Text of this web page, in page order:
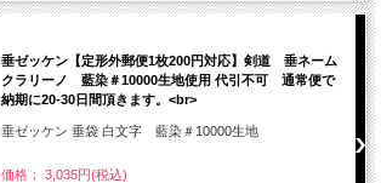
垂ゼッケン【定形外郵便1枚200円対応】剣道 垂ネーム
クラリーノ 藍染＃10000生地使用 代引不可 通常便で
納期に20-30日間頂きます。<br>
垂ゼッケン 垂袋 白文字 藍染＃10000生地
価格： 3,035円(税込)